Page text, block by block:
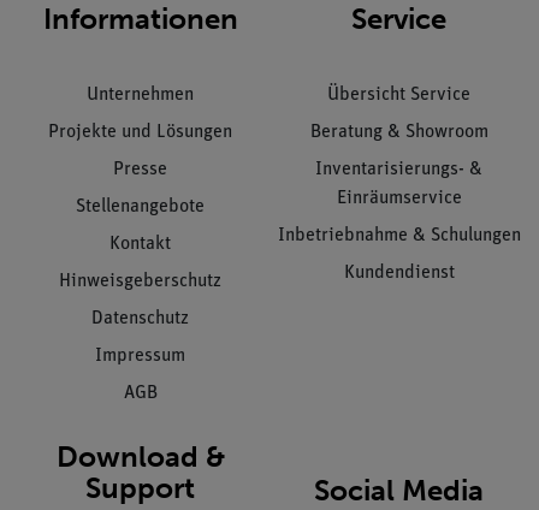
Informationen
Unternehmen
Projekte und Lösungen
Presse
Stellenangebote
Kontakt
Hinweisgeberschutz
Datenschutz
Impressum
AGB
Service
Übersicht Service
Beratung & Showroom
Inventarisierungs- &
Einräumservice
Inbetriebnahme & Schulungen
Kundendienst
Download &
Support
Social Media